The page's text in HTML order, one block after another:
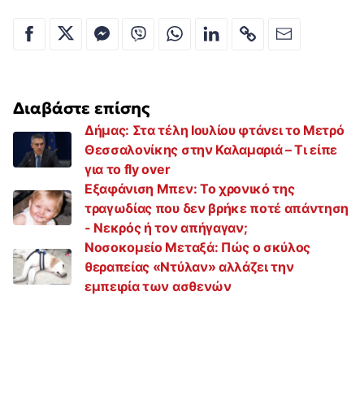
Διαβάστε επίσης
Δήμας: Στα τέλη Ιουλίου φτάνει το Μετρό
Θεσσαλονίκης στην Καλαμαριά – Τι είπε
για το fly over
Εξαφάνιση Μπεν: Το χρονικό της
τραγωδίας που δεν βρήκε ποτέ απάντηση
- Νεκρός ή τον απήγαγαν;
Νοσοκομείο Μεταξά: Πώς ο σκύλος
θεραπείας «Ντύλαν» αλλάζει την
εμπειρία των ασθενών